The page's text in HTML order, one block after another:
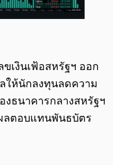
เงินเฟ้อสหรัฐฯ ออก
ให้นักลงทุนลดความ
ธนาคารกลางสหรัฐฯ
ลตอบแทนพันธบัตร